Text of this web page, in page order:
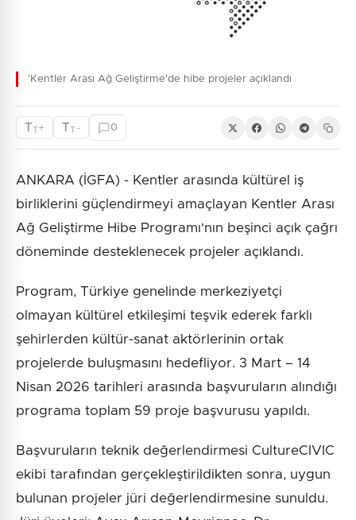
'Kentler Arası Ağ Geliştirme'de hibe projeler açıklandı
TT+ TT - 0
ANKARA (İGFA) - Kentler arasında kültürel iş
birliklerini güçlendirmeyi amaçlayan Kentler Arası
Ağ Geliştirme Hibe Programı'nın beşinci açık çağrı
döneminde desteklenecek projeler açıklandı.
Program, Türkiye genelinde merkeziyetçi
olmayan kültürel etkileşimi teşvik ederek farklı
şehirlerden kültür-sanat aktörlerinin ortak
projelerde buluşmasını hedefliyor. 3 Mart – 14
Nisan 2026 tarihleri arasında başvuruların alındığı
programa toplam 59 proje başvurusu yapıldı.
Başvuruların teknik değerlendirmesi CultureCIVIC
ekibi tarafından gerçekleştirildikten sonra, uygun
bulunan projeler jüri değerlendirmesine sunuldu.